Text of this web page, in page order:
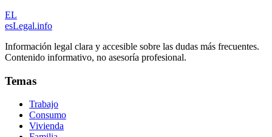
EL
esLegal.info
Información legal clara y accesible sobre las dudas más frecuentes.
Contenido informativo, no asesoría profesional.
Temas
Trabajo
Consumo
Vivienda